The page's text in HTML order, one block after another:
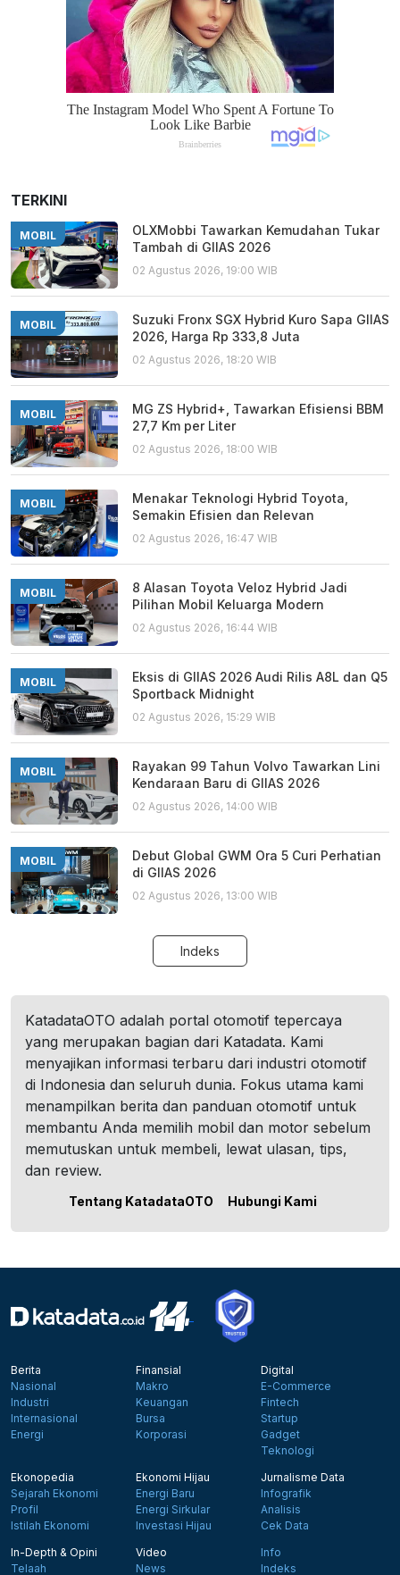
TERKINI
MOBIL
OLXMobbi Tawarkan Kemudahan Tukar
Tambah di GIIAS 2026
02 Agustus 2026, 19:00 WIB
MOBIL
Suzuki Fronx SGX Hybrid Kuro Sapa GIIAS
2026, Harga Rp 333,8 Juta
02 Agustus 2026, 18:20 WIB
MOBIL
MG ZS Hybrid+, Tawarkan Efisiensi BBM
27,7 Km per Liter
02 Agustus 2026, 18:00 WIB
MOBIL
Menakar Teknologi Hybrid Toyota,
Semakin Efisien dan Relevan
02 Agustus 2026, 16:47 WIB
MOBIL
8 Alasan Toyota Veloz Hybrid Jadi
Pilihan Mobil Keluarga Modern
02 Agustus 2026, 16:44 WIB
MOBIL
Eksis di GIIAS 2026 Audi Rilis A8L dan Q5
Sportback Midnight
02 Agustus 2026, 15:29 WIB
MOBIL
Rayakan 99 Tahun Volvo Tawarkan Lini
Kendaraan Baru di GIIAS 2026
02 Agustus 2026, 14:00 WIB
MOBIL
Debut Global GWM Ora 5 Curi Perhatian
di GIIAS 2026
02 Agustus 2026, 13:00 WIB
Indeks
KatadataOTO adalah portal otomotif tepercaya
yang merupakan bagian dari Katadata. Kami
menyajikan informasi terbaru dari industri otomotif
di Indonesia dan seluruh dunia. Fokus utama kami
menampilkan berita dan panduan otomotif untuk
membantu Anda memilih mobil dan motor sebelum
memutuskan untuk membeli, lewat ulasan, tips,
dan review.
Tentang KatadataOTO Hubungi Kami
Berita
Nasional
Industri
Internasional
Energi
Finansial
Makro
Keuangan
Bursa
Korporasi
Digital
E-Commerce
Fintech
Startup
Gadget
Teknologi
Ekonopedia
Sejarah Ekonomi
Profil
Istilah Ekonomi
Ekonomi Hijau
Energi Baru
Energi Sirkular
Investasi Hijau
Jurnalisme Data
Infografik
Analisis
Cek Data
In-Depth & Opini
Telaah
Video
News
Info
Indeks